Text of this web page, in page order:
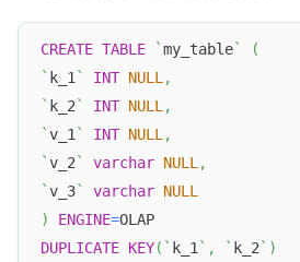
CREATE TABLE `my_table`
(
` k_1 ` INT NULL ,
` k_2 ` INT NULL ,
`v_1 ` INT NULL ,
`v_2 ` varchar NULL ,
`v_3` varchar NULL
)
ENGINE=OLAP
DUPLICATE KEY( ` k_1 ` , ` k_2 ` )